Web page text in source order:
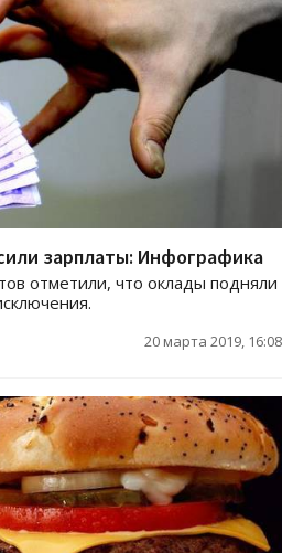
зарплаты: Инфографика
отметили, что оклады подняли
20 марта 2019, 16:08